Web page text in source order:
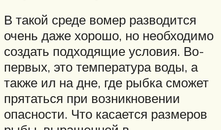
В такой среде вомер разводится
очень даже хорошо, но необходимо
создать подходящие условия. Во-
первых, это температура воды, а
также ил на дне, где рыбка сможет
прятаться при возникновении
опасности. Что касается размеров